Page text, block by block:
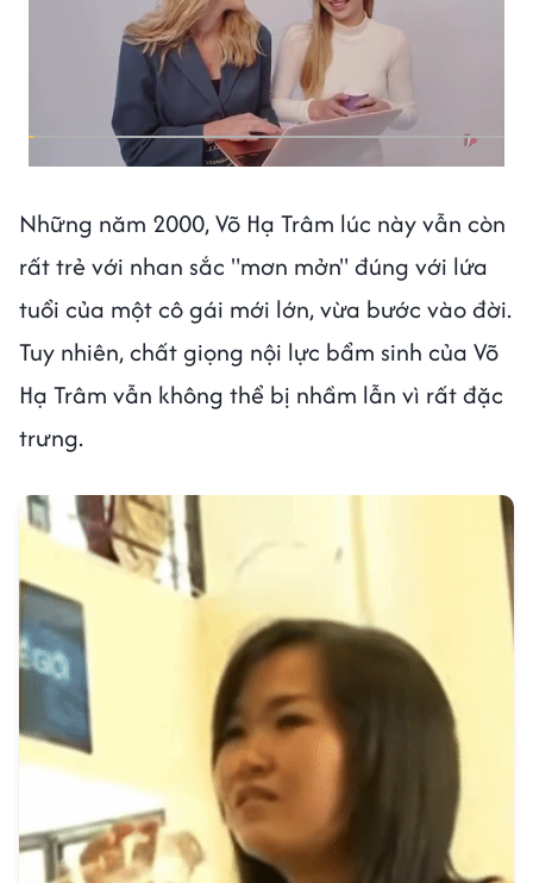
Những năm 2000, Võ Hạ Trâm lúc này vẫn còn
rất trẻ với nhan sắc "mơn mởn" đúng với lứa
tuổi của một cô gái mới lớn, vừa bước vào đời.
Tuy nhiên, chất giọng nội lực bẩm sinh của Võ
Hạ Trâm vẫn không thể bị nhầm lẫn vì rất đặc
trưng.